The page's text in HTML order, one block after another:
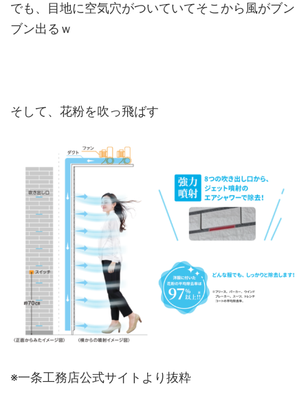
でも、目地に空気穴がついていてそこから風がブン
ブン出るｗ
そして、花粉を吹っ飛ばす
※一条工務店公式サイトより抜粋